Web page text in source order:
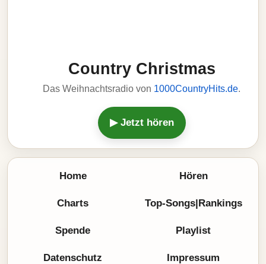
Country Christmas
Das Weihnachtsradio von 1000CountryHits.de.
▶ Jetzt hören
Home Hören
Charts Top-Songs|Rankings
Spende Playlist
Datenschutz Impressum